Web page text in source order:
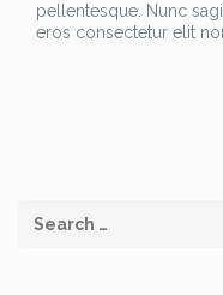
pellentesque. Nunc
eros consectetur elit